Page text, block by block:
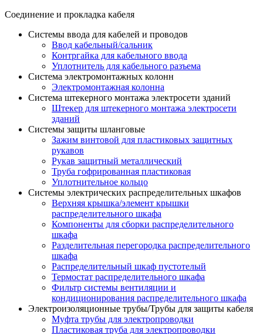
Соединение и прокладка кабеля
Системы ввода для кабелей и проводов
Ввод кабельный/сальник
Контргайка для кабельного ввода
Уплотнитель для кабельного разъема
Система электромонтажных колонн
Электромонтажная колонна
Система штекерного монтажа электросети зданий
Штекер для штекерного монтажа электросети
зданий
Системы защиты шланговые
Зажим винтовой для пластиковых защитных
рукавов
Рукав защитный металлический
Труба гофрированная пластиковая
Уплотнительное кольцо
Системы электрических распределительных шкафов
Верхняя крышка/элемент крышки
распределительного шкафа
Компоненты для сборки распределительного
шкафа
Разделительная перегородка распределительного
шкафа
Распределительный шкаф пустотелый
Термостат распределительного шкафа
Фильтр системы вентиляции и
кондиционирования распределительного шкафа
Электроизоляционные трубы/Трубы для защиты кабеля
Муфта трубы для электропроводки
Пластиковая труба для электропроводки